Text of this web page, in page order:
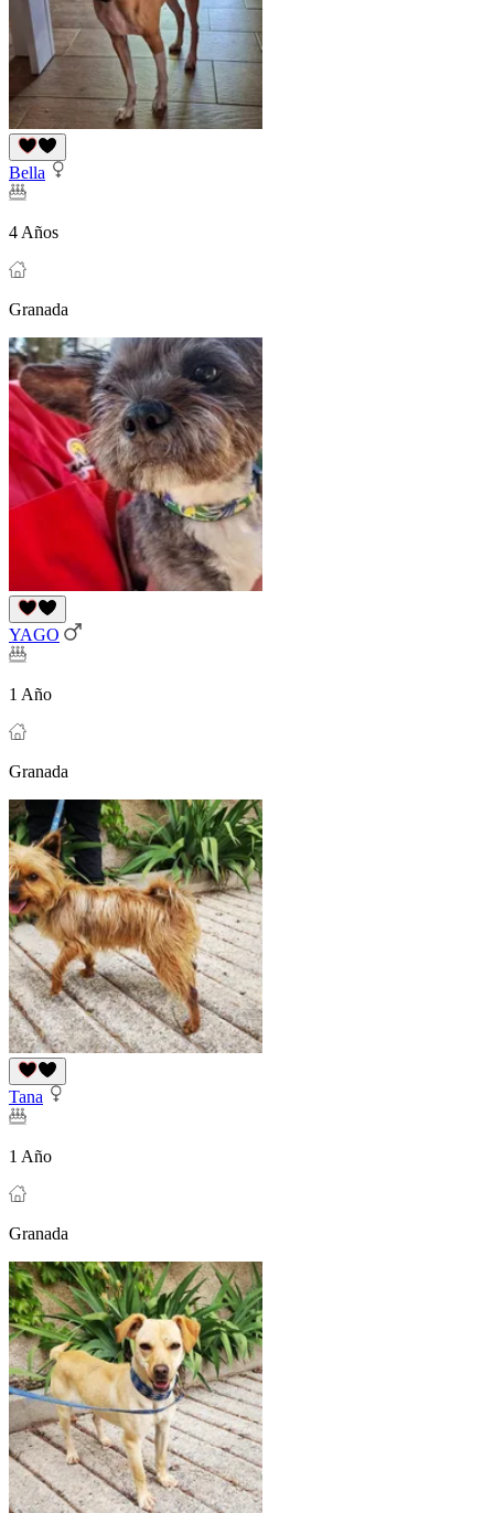
Bella
4 Años
Granada
YAGO
1 Año
Granada
Tana
1 Año
Granada